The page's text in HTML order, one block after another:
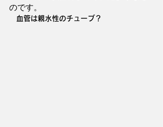
のです。
血管は親水性のチューブ？